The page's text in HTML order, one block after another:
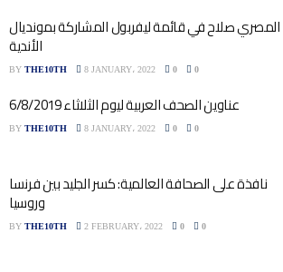
المصري صلاح في قائمة ليفربول المشاركة بمونديال
الأندية
BY THE10TH 8 JANUARY، 2022 0 0
عناوين الصحف العربية ليوم الثلاثاء 6/8/2019
BY THE10TH 8 JANUARY، 2022 0 0
نافذة على الصحافة العالمية: كسر الجليد بين فرنسا
وروسيا
BY THE10TH 2 FEBRUARY، 2022 0 0